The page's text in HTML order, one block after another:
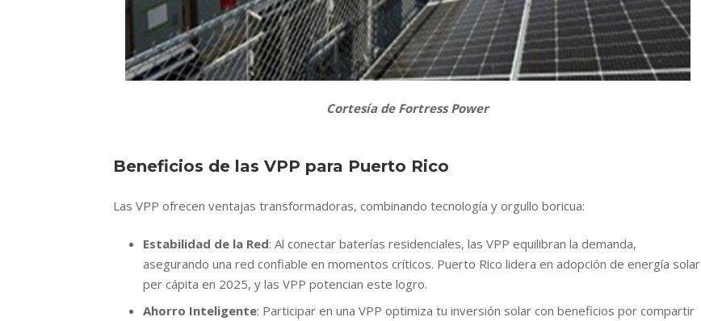
Cortesía de Fortress Power
Beneficios de las VPP para Puerto Rico
Las VPP ofrecen ventajas transformadoras, combinando tecnología y orgullo boricua:
Estabilidad de la Red: Al conectar baterías residenciales, las VPP equilibran la demanda,
asegurando una red confiable en momentos críticos. Puerto Rico lidera en adopción de energía solar
per cápita en 2025, y las VPP potencian este logro.
Ahorro Inteligente: Participar en una VPP optimiza tu inversión solar con beneficios por compartir